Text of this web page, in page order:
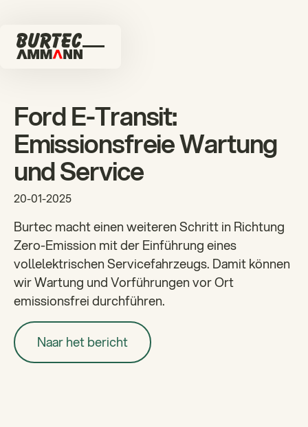
Ford E-Transit:
Emissionsfreie Wartung
und Service
20-01-2025
Burtec macht einen weiteren Schritt in Richtung
Zero-Emission mit der Einführung eines
vollelektrischen Servicefahrzeugs. Damit können
wir Wartung und Vorführungen vor Ort
emissionsfrei durchführen.
Naar het bericht
Naar het bericht